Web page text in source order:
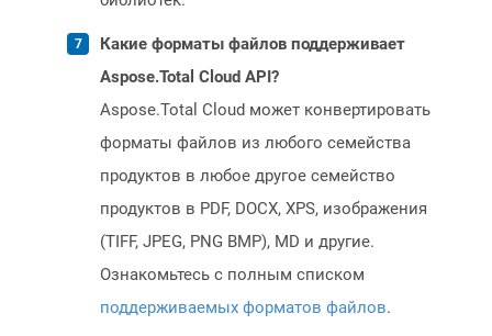
Какие форматы файлов поддерживает
Aspose.Total Cloud API?
Aspose.Total Cloud может конвертировать
форматы файлов из любого семейства
продуктов в любое другое семейство
продуктов в PDF, DOCX, XPS, изображения
(TIFF, JPEG, PNG BMP), MD и другие.
Ознакомьтесь с полным списком
поддерживаемых форматов файлов.